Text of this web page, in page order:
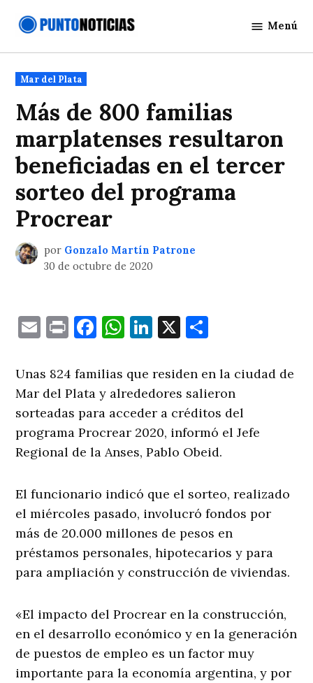
Noticias
Menú
Publicado
en
Mar del Plata
Más de 800 familias
marplatenses resultaron
beneficiadas en el tercer
sorteo del programa
Procrear
por Gonzalo Martín Patrone
30 de octubre de 2020
EmailPrintFacebook
WhatsApp
LinkedIn
X
Unas 824 familias que residen en la ciudad de
Mar del Plata y alrededores salieron
sorteadas para acceder a créditos del
programa Procrear 2020, informó el Jefe
Regional de la Anses, Pablo Obeid.
El funcionario indicó que el sorteo, realizado
el miércoles pasado, involucró fondos por
más de 20.000 millones de pesos en
préstamos personales, hipotecarios y para
para ampliación y construcción de viviendas.
«El impacto del Procrear en la construcción,
en el desarrollo económico y en la generación
de puestos de empleo es un factor muy
importante para la economía argentina, y por